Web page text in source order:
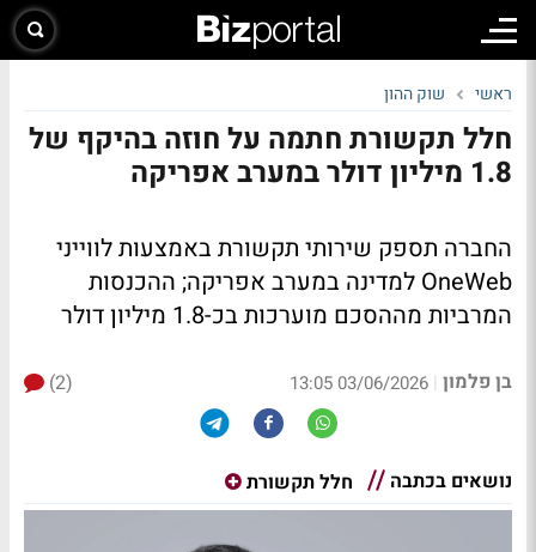
ראשי שוק ההון
חלל תקשורת חתמה על חוזה בהיקף של
1.8 מיליון דולר במערב אפריקה
החברה תספק שירותי תקשורת באמצעות לווייני
OneWeb למדינה במערב אפריקה; ההכנסות
המרביות מההסכם מוערכות בכ-1.8 מיליון דולר
בן פלמון |
03/06/2026 13:05
(2)
נושאים בכתבה חלל תקשורת